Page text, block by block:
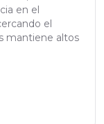
en el
el
mantiene altos